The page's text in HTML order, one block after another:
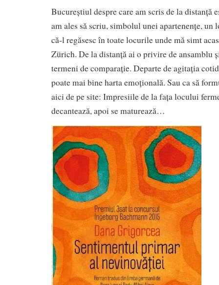
Bucureștiul despre care am scris de la distanță
am ales să scriu, simbolul unei apartenențe, un
că-l regăsesc în toate locurile unde mă simt
Zürich. De la distanță ai o privire de ansamblu
termeni de comparație. Departe de agitația
poate mai bine harta emoțională. Sau ca să
aici de pe site: Impresiile de la fața locului
decantează, apoi se maturează…